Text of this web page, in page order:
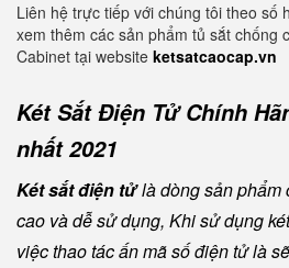
Liên hệ trực tiếp với chúng tôi theo số
xem thêm các sản phẩm tủ sắt chống
Cabinet tại website ketsatcaocap.vn
Két Sắt Điện Tử Chính
nhất 2021
Két sắt điện tửlà dòng sản phẩm
cao và dễ sử dụng, Khi sử dụng
việc thao tác ấn mã số điện tử là